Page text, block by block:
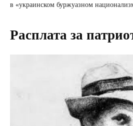
в «украинском буржуазном
Расплата за